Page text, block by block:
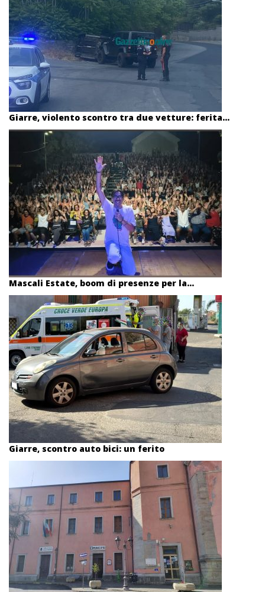
Giarre, violento scontro tra due vetture: ferita...
Mascali Estate, boom di presenze per la...
Giarre, scontro auto bici: un ferito